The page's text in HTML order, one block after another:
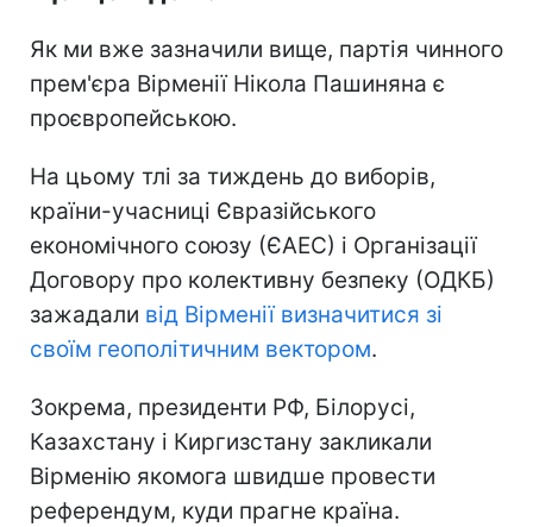
Як ми вже зазначили вище, партія чинного
прем'єра Вірменії Нікола Пашиняна є
проєвропейською.
На цьому тлі за тиждень до виборів,
країни-учасниці Євразійського
економічного союзу (ЄАЕС) і Організації
Договору про колективну безпеку (ОДКБ)
зажадали від Вірменії визначитися зі
своїм геополітичним вектором.
Зокрема, президенти РФ, Білорусі,
Казахстану і Киргизстану закликали
Вірменію якомога швидше провести
референдум, куди прагне країна.